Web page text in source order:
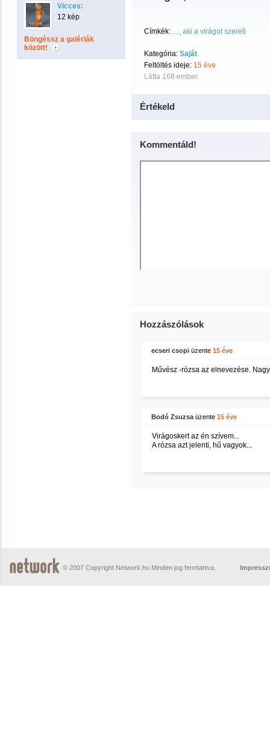
Vicces:
12 kép
Böngéssz a galériák
között!
Címkék: .... aki a virágot szereti
Kategória: Saját
Feltöltés ideje: 15 éve
Látta 168 ember.
Értékeld
Kommentáld!
Hozzászólások
ecseri csopi üzente 15 éve
Művész -rózsa az elnevezése.
Bodó Zsuzsa üzente 15 éve
Virágoskert az én szívem...
A rózsa azt jelenti, hű vagyok...
© 2007 Copyright Network.hu Minden jog fenntartva.